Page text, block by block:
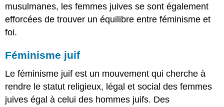
musulmanes, les femmes juives se sont également
efforcées de trouver un équilibre entre féminisme et
foi.
Féminisme juif
Le féminisme juif est un mouvement qui cherche à
rendre le statut religieux, légal et social des femmes
juives égal à celui des hommes juifs. Des